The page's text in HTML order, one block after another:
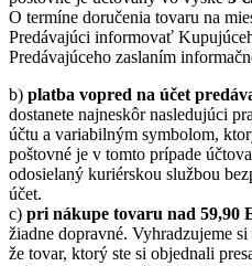
O termíne doručenia tovaru na
Predávajúci informovať
Predávajúceho zaslaním
b) platba vopred na účet
dostanete najneskôr nasledujúci
účtu a variabilným symbolom,
poštovné je v tomto prípade
odosielaný kuriérskou službou
účet.
c) pri nákupe tovaru nad 59,90
žiadne dopravné. Vyhradzujeme
že tovar, ktorý ste si objednali